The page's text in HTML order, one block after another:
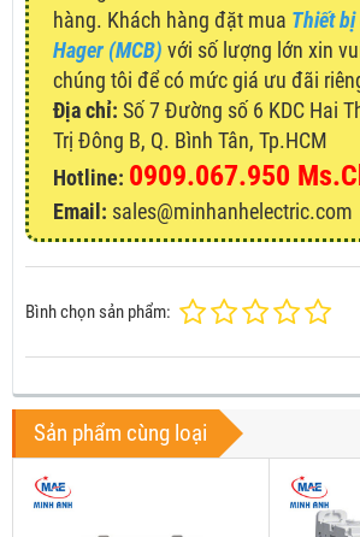
hàng. Khách hàng đặt mua Thiết
Hager (MCB) với số lượng lớn xin
chúng tôi để có mức giá ưu đãi
Địa chỉ: Số 7 Đường số 6 KDC Hai
Trị Đông B, Q. Bình Tân, Tp.HCM
Hotline: 0909.067.950
Email: sales@minhanhelectric.com
Bình chọn sản phẩm:
Sản phẩm cùng loại